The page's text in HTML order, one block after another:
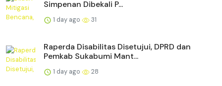
Simpenan Dibekali P...
1 day ago 31
Raperda Disabilitas Disetujui, DPRD dan
Pemkab Sukabumi Mant...
1 day ago 28